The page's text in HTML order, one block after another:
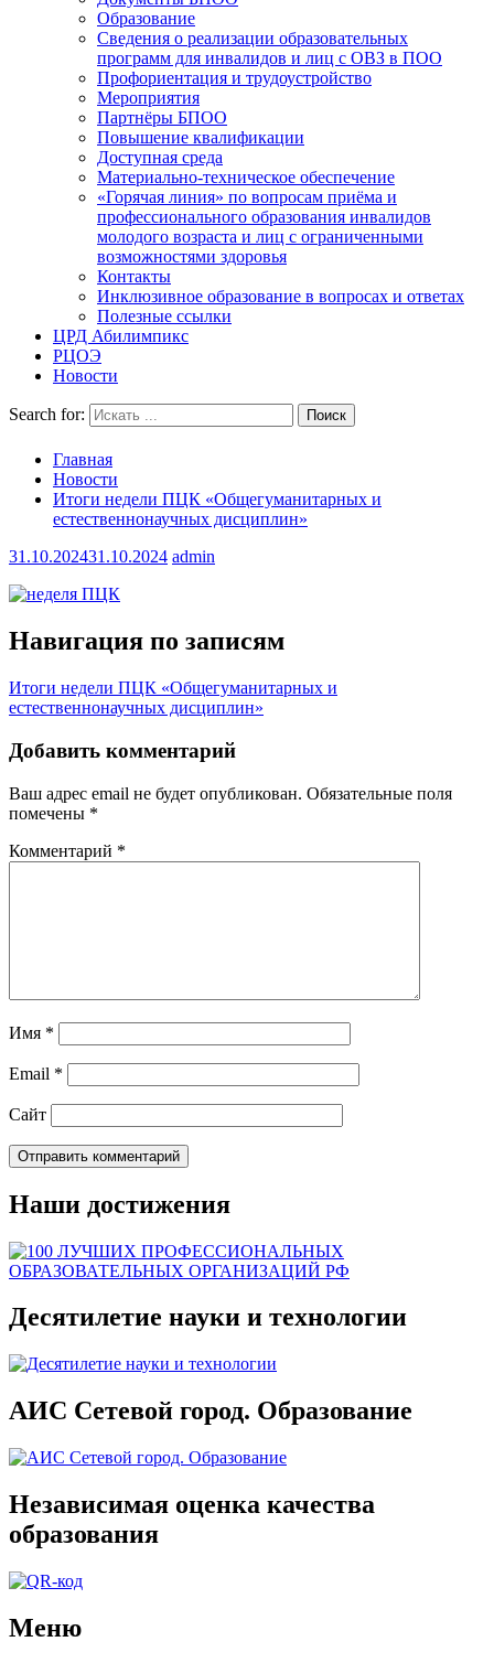
Образование
Сведения о реализации образовательных
программ для инвалидов и лиц с ОВЗ в ПОО
Профориентация и трудоустройство
Мероприятия
Партнёры БПОО
Повышение квалификации
Доступная среда
Материально-техническое обеспечение
«Горячая линия» по вопросам приёма и
профессионального образования инвалидов
молодого возраста и лиц с ограниченными
возможностями здоровья
Контакты
Инклюзивное образование в вопросах и ответах
Полезные ссылки
ЦРД Абилимпикс
РЦОЭ
Новости
Search for:
Главная
Новости
Итоги недели ПЦК «Общегуманитарных и
естественнонаучных дисциплин»
31.10.202431.10.2024 admin
Навигация по записям
Итоги недели ПЦК «Общегуманитарных и
естественнонаучных дисциплин»
Добавить комментарий
Ваш адрес email не будет опубликован. Обязательные поля
помечены *
Комментарий *
Имя *
Email *
Сайт
Наши достижения
Десятилетие науки и технологии
АИС Сетевой город. Образование
Независимая оценка качества
образования
Меню